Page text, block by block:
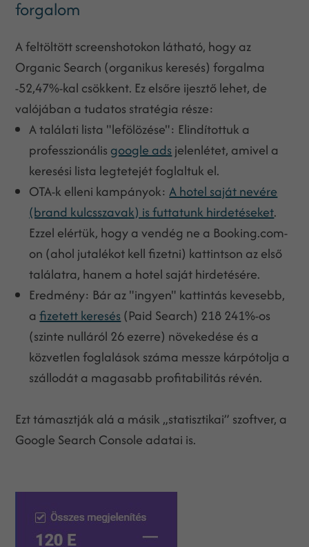
forgalom
A feltöltött screenshotokon látható, hogy az
Organic Search (organikus keresés) forgalma
-52,47%-kal csökkent. Ez elsőre ijesztő lehet, de
valójában a tudatos stratégia része:
A találati lista "lefölözése": Elindítottuk a
professzionális google ads jelenlétet, amivel a
keresési lista legtetejét foglaltuk el.
OTA-k elleni kampányok:A hotel saját nevére
(brand kulcsszavak) is futtatunk hirdetéseket.
Ezzel elértük, hogy a vendég ne a Booking.com-
on (ahol jutalékot kell fizetni) kattintson az első
találatra, hanem a hotel saját hirdetésére.
Eredmény: Bár az "ingyen" kattintás kevesebb,
afizetett keresés (Paid Search) 218 241%-os
(szinte nulláról 26 ezerre) növekedése és a
közvetlen foglalások száma messze kárpótolja a
szállodát a magasabb profitabilitás révén.
Ezt támasztják alá a másik „statisztikai” szoftver, a
Google Search Console adatai is.